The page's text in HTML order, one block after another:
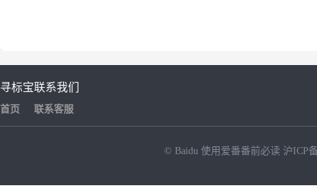
寻标宝
首页
联系我们
联系客服
© Baidu 使用爱番番前必读 沪ICP